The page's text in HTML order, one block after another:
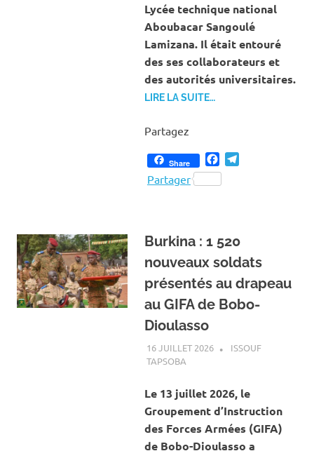
Lycée technique national
Aboubacar Sangoulé
Lamizana. Il était entouré
des ses collaborateurs et
des autorités universitaires.
LIRE LA SUITE…
Partagez
Share Facebook
Partager
Burkina : 1 520
nouveaux soldats
présentés au drapeau
au GIFA de Bobo-
Dioulasso
16 JUILLET 2026
ISSOUF
TAPSOBA
Le 13 juillet 2026, le
Groupement d’Instruction
des Forces Armées (GIFA)
de Bobo-Dioulasso a